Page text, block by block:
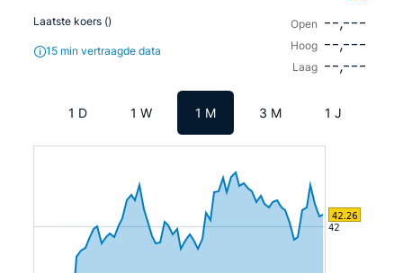
Laatste koers ()
15 min vertraagde data
Open --,---
Hoog --,---
Laag --,---
1 D 1 W 1 M 3 M 1 J